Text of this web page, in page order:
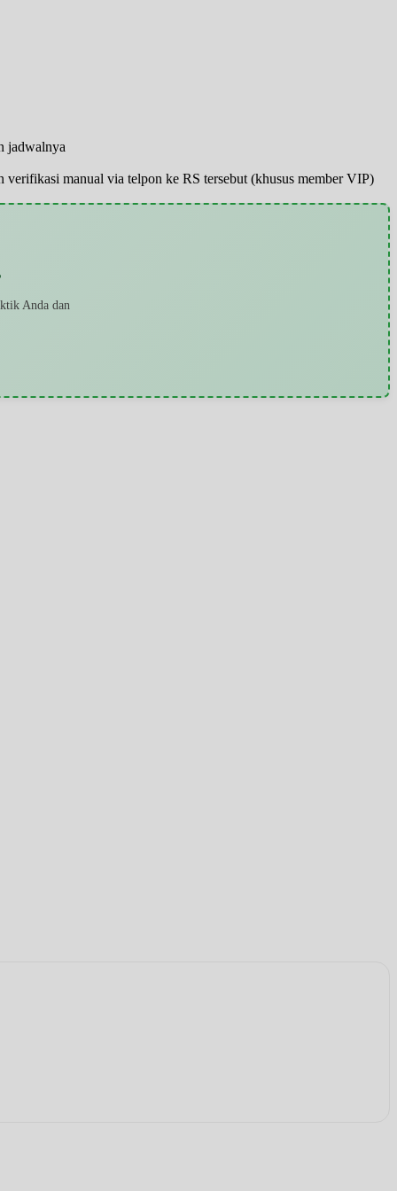
jadwalnya
verifikasi manual via telpon ke RS tersebut (khusus member VIP)
Anda dan